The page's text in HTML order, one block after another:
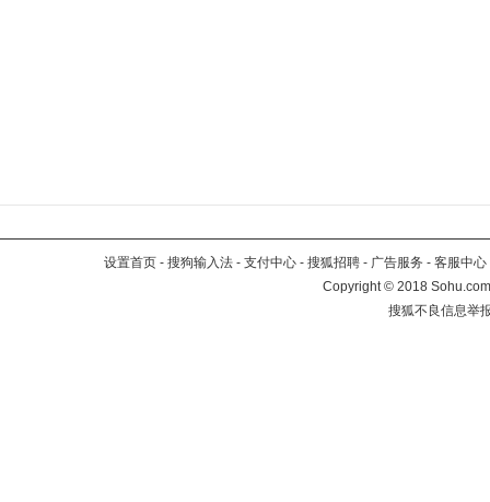
设置首页 - 搜狗输入法 - 支付中心 - 搜狐招聘 - 广告服务 - 客服中心
Copyright©2018
搜狐不良信息举